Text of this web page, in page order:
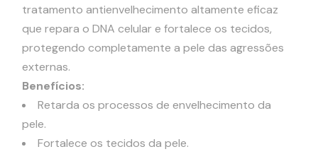
tratamento antienvelhecimento altamente eficaz
que repara o DNA celular e fortalece os tecidos,
protegendo completamente a pele das agressões
externas.
Benefícios:
Retarda os processos de envelhecimento da
pele.
Fortalece os tecidos da pele.